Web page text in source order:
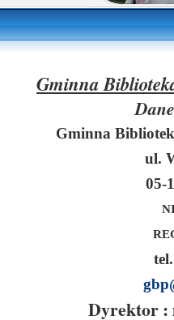
Gminna
Gminna
ul.
05-
Dyrektor :